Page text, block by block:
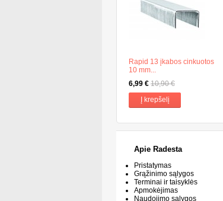
Rapid 13 įkabos cinkuotos
10 mm...
6,99 € 10,90 €
Į krepšelį
Apie Radesta
Pristatymas
Grąžinimo sąlygos
Terminai ir taisyklės
Apmokėjimas
Naudojimo sąlygos